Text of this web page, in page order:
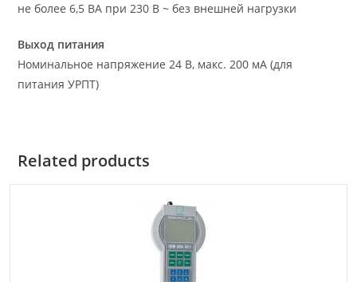
не более 6,5 ВА при 230 В ~ без внешней нагрузки
Выход питания
Номинальное напряжение 24 В, макс. 200 мА (для
питания УРПТ)
Related products